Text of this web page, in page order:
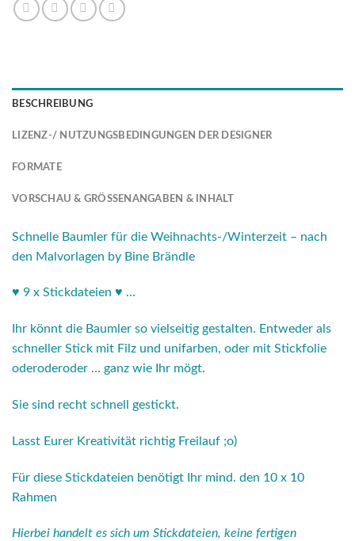
BESCHREIBUNG
LIZENZ-/ NUTZUNGSBEDINGUNGEN DER DESIGNER
FORMATE
VORSCHAU & GRÖSSENANGABEN & INHALT
Schnelle Baumler für die Weihnachts-/Winterzeit – nach
den Malvorlagen by Bine Brändle
♥ 9 x Stickdateien ♥ …
Ihr könnt die Baumler so vielseitig gestalten. Entweder als
schneller Stick mit Filz und unifarben, oder mit Stickfolie
oderoderoder … ganz wie Ihr mögt.
Sie sind recht schnell gestickt.
Lasst Eurer Kreativität richtig Freilauf ;o)
Für diese Stickdateien benötigt Ihr mind. den 10 x 10
Rahmen
Hierbei handelt es sich um Stickdateien, keine fertigen